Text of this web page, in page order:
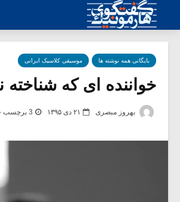
بایگانی همه نوشته ها موسیقی کلاسیک ایرانی
خواننده ای که شناخته
بهروز مبصری ۲۱ دی ۱۳۹۵ 3 برچسب -